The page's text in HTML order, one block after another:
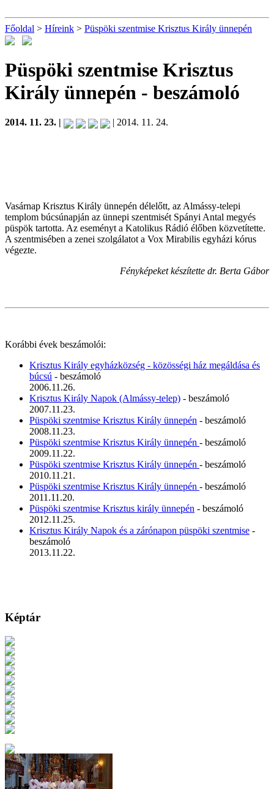
Főoldal > Híreink > Püspöki szentmise Krisztus Király ünnepén
Püspöki szentmise Krisztus
Király ünnepén - beszámoló
2014. 11. 23. | | 2014. 11. 24.
Vasárnap Krisztus Király ünnepén délelőtt, az Almássy-telepi
templom búcsúnapján az ünnepi szentmisét Spányi Antal megyés
püspök tartotta. Az eseményt a Katolikus Rádió élőben közvetítette.
A szentmisében a zenei szolgálatot a Vox Mirabilis egyházi kórus
végezte.
Fényképeket készítette dr. Berta Gábor
Korábbi évek beszámolói:
Krisztus Király egyházközség - közösségi ház megáldása és
búcsú - beszámoló
2006.11.26.
Krisztus Király Napok (Almássy-telep) - beszámoló
2007.11.23.
Püspöki szentmise Krisztus Király ünnepén - beszámoló
2008.11.23.
Püspöki szentmise Krisztus Király ünnepén - beszámoló
2009.11.22.
Püspöki szentmise Krisztus Király ünnepén - beszámoló
2010.11.21.
Püspöki szentmise Krisztus Király ünnepén - beszámoló
2011.11.20.
Püspöki szentmise Krisztus király ünnepén - beszámoló
2012.11.25.
Krisztus Király Napok és a zárónapon püspöki szentmise -
beszámoló
2013.11.22.
Képtár